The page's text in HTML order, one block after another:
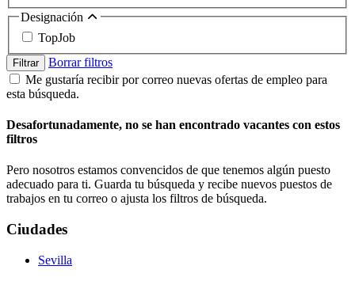
Designación
TopJob
Filtrar
Borrar filtros
Me gustaría recibir por correo nuevas ofertas de empleo para
esta búsqueda.
Desafortunadamente, no se han encontrado vacantes con estos
filtros
Pero nosotros estamos convencidos de que tenemos algún puesto
adecuado para ti. Guarda tu búsqueda y recibe nuevos puestos de
trabajos en tu correo o ajusta los filtros de búsqueda.
Ciudades
Sevilla